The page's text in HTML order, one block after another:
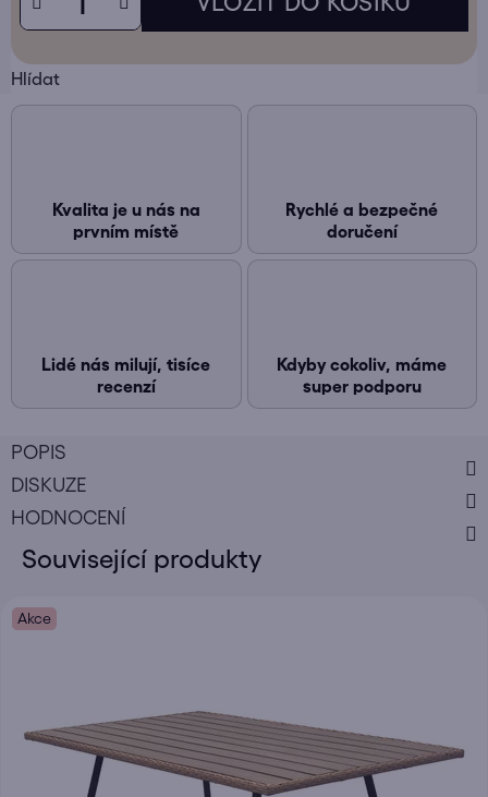
Hlídat
Kvalita je u nás na
prvním místě
Rychlé a bezpečné
doručení
Lidé nás milují, tisíce
recenzí
Kdyby cokoliv, máme
super podporu
POPIS
DISKUZE
HODNOCENÍ
Související produkty
Akce